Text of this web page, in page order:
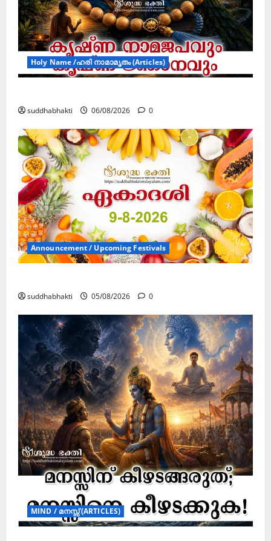
Holy Name /ഹരി നാമാമൃതം (Articles)
suddhabhakti 06/08/2026 0
Announcement / Upcoming Festivals
suddhabhakti 05/08/2026 0
MIND / മനസ്സ് (ARTICLES)